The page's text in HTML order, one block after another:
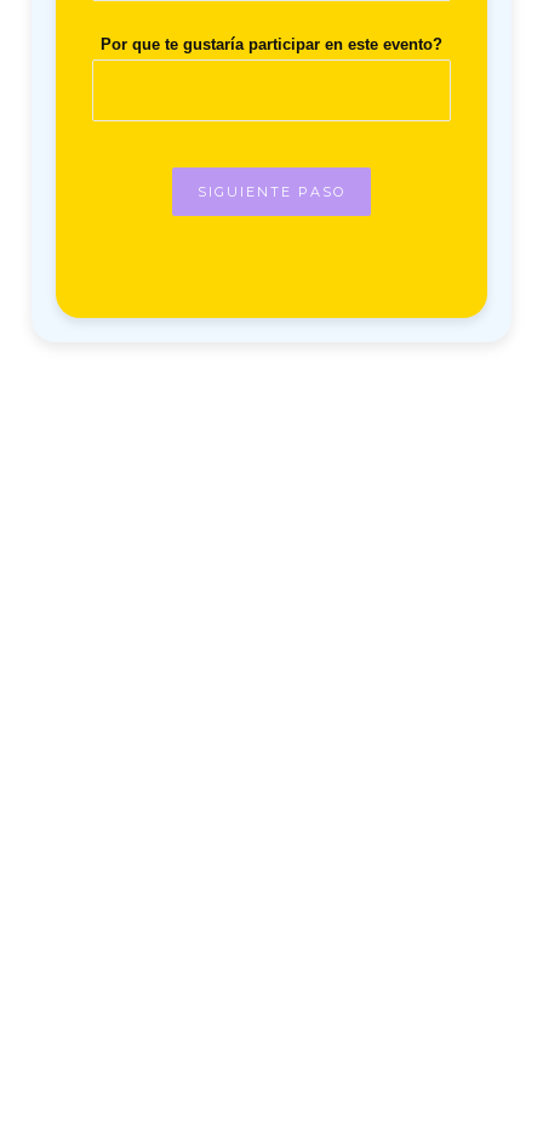
Por que te gustaría participar en este evento?